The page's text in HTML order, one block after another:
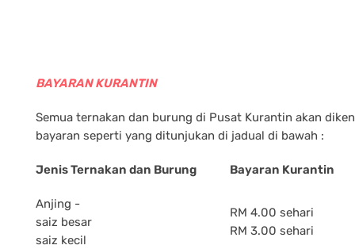
BAYARAN KURANTIN
Semua ternakan dan burung di Pusat Kurantin akan
bayaran seperti yang ditunjukan di jadual di bawah :
Jenis Ternakan dan Burung Bayaran Kurantin
Anjing -
saiz besar
saiz kecil
RM 4.00 sehari
RM 3.00 sehari